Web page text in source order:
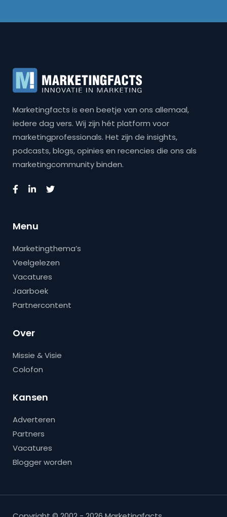
Marketingfacts is een beetje van ons allemaal,
iedere dag vers. Wij zijn hét platform voor
marketingprofessionals. Het zijn de insights,
podcasts, blogs, opinies en recencies die ons als
marketingcommunity binden.
Menu
Marketingthema’s
Veelgelezen
Vacatures
Jaarboek
Partnercontent
Over
Missie & Visie
Colofon
Kansen
Adverteren
Partners
Vacatures
Blogger worden